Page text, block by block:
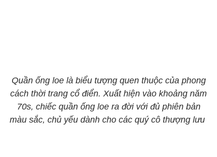
Quần ống loe là biểu tượng quen thuộc của phong
cách thời trang cổ điển. Xuất hiện vào khoảng năm
70s, chiếc quần ống loe ra đời với đủ phiên bản
màu sắc, chủ yếu dành cho các quý cô thượng lưu